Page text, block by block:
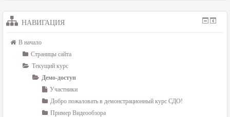
НАВИГАЦИЯ
В начало
Страницы сайта
Текущий курс
Демо-доступ
Участники
Добро пожаловать в демонстрационный курс СДО!
Пример Видеообзора